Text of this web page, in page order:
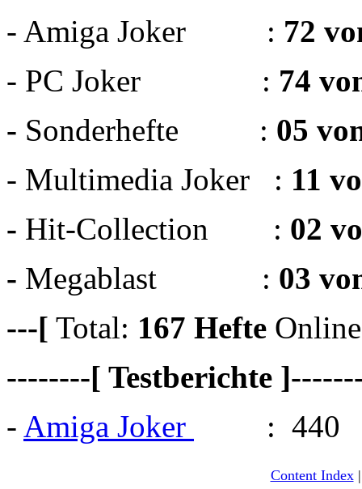
- Amiga Joker : 72
- PC Joker : 74
- Sonderhefte : 05
- Multimedia Joker : 11
- Hit-Collection : 02
- Megablast : 03
---[ Total: 167 Hefte Online
--------[ Testberichte
- Amiga Joker : 440
Content Index